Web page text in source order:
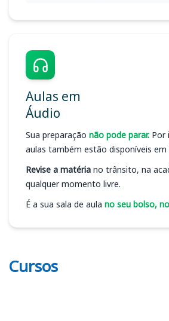
Aulas em
Áudio
Sua preparação não pode parar. Por
aulas também estão disponíveis
Revise a matéria no trânsito, na
qualquer momento livre.
É a sua sala de aula no seu bolso,
Cursos